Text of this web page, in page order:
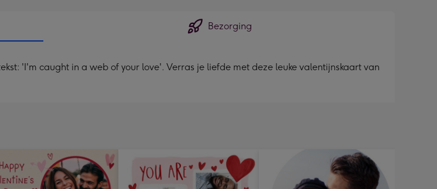
Bezorging
'I'm caught in a web of your love'. Verras je liefde met deze leuke valentijnskaart van